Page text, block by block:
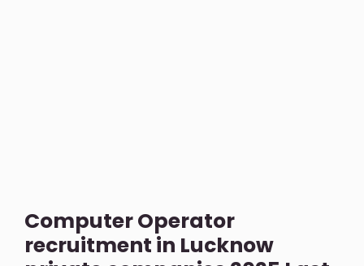
Computer Operator
recruitment in Lucknow